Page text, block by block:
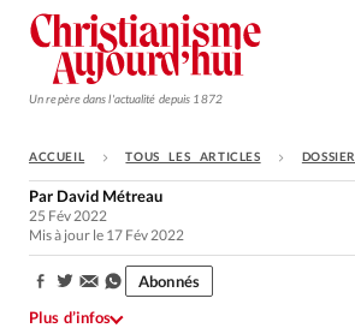
Un repère dans l'actualité depuis 1872
S'ABONNER
Monde
Opinions
ACCUEIL TOUS LES ARTICLES DOSSIER
Par David Métreau
25 Fév 2022
Mis à jour le 17 Fév 2022
Partager:
Abonnés
Plus d’infos